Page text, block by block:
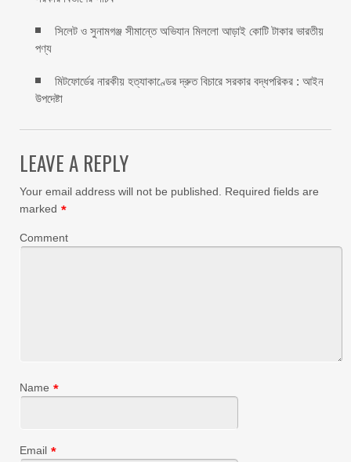
সিলেট ও সুনামগঞ্জ সীমান্তে অভিযান মিললো আড়াই কোটি টাকার ভারতীয়
পণ্য
মিটফোর্ডের নারকীয় হত্যাকাণ্ডের দ্রুত বিচারে সরকার বদ্ধপরিকর : আইন
উপদেষ্টা
LEAVE A REPLY
Your email address will not be published.
Required fields are
marked *
Comment
Name *
Email *